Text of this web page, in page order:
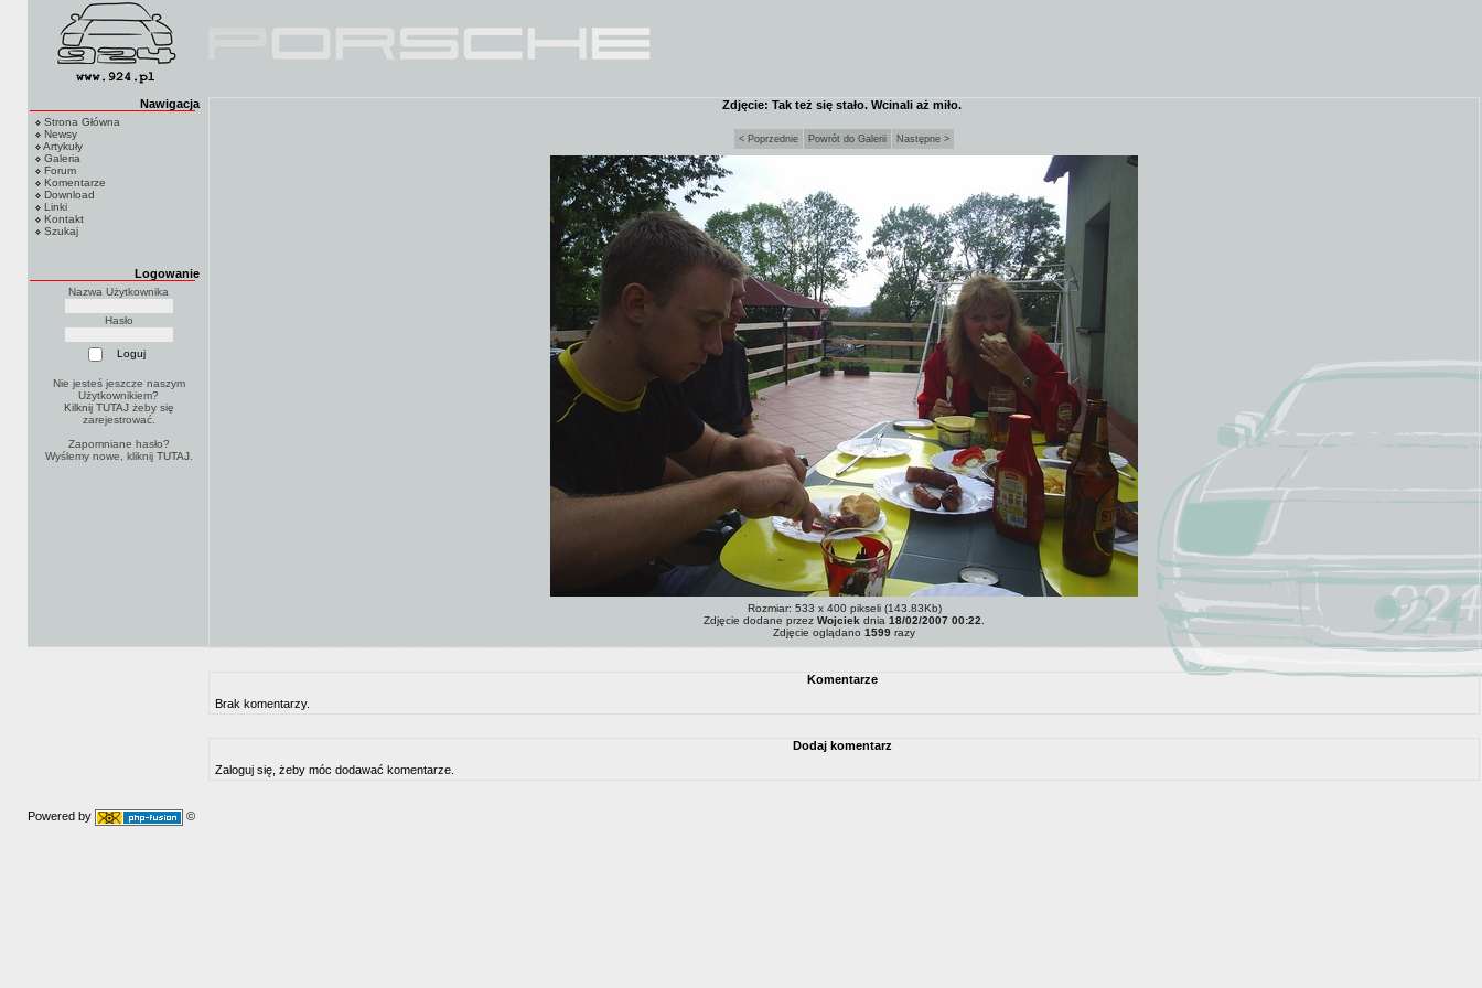
Nawigacja
Strona Główna
Newsy
Artykuły
Galeria
Forum
Komentarze
Download
Linki
Kontakt
Szukaj
Logowanie
Nazwa Użytkownika
Hasło
Nie jesteś jeszcze naszym
Użytkownikiem?
Kilknij TUTAJżeby się
zarejestrować.
Zapomniane hasło?
Wyślemy nowe, kliknij TUTAJ.
Zdjęcie: Tak też się stało. Wcinali aż miło.
< Poprzednie Powrót do Galerii Następne >
Rozmiar: 533 x 400 pikseli (143.83Kb)
Zdjęcie dodane przez Wojciek dnia 18/02/2007 00:22
Zdjęcie oglądano 1599 razy
Komentarze
Brak komentarzy.
Dodaj komentarz
Zaloguj się, żeby móc dodawać komentarze.
Powered by ©